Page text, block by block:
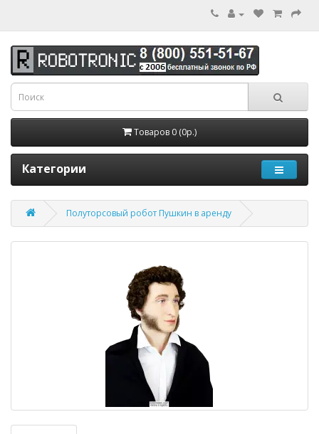
Товаров 0 (0р.)
Категории
Полуторсовый робот Пушкин в аренду